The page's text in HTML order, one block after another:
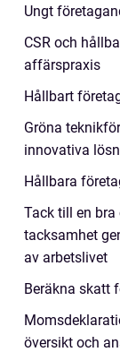
Ungt
CSR och
affärspraxis
Hållbart
Gröna
innovativa
Hållbara
Tack till en
tacksamhet
av arbetslivet
Beräkna skatt
översikt och